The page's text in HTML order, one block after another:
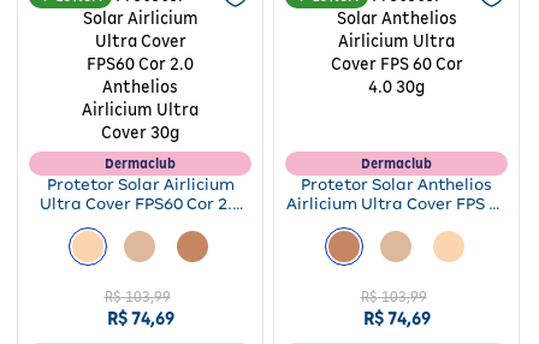
Dermaclub
Protetor Solar Airlicium
Ultra Cover FPS60 Cor 2.0
Anthelios Airlicium Ultra
Cover 30g
R$ 103,99
R$74,69
Dermaclub
Protetor Solar Anthelios
Airlicium Ultra Cover FPS 60
R$ 103,99
R$74,69